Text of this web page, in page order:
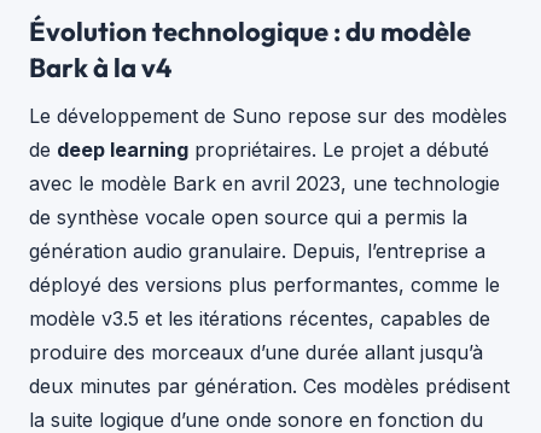
Évolution technologique : du modèle
Bark à la v4
Le développement de Suno repose sur des modèles
de deep learning propriétaires. Le projet a débuté
avec le modèle Bark en avril 2023, une technologie
de synthèse vocale open source qui a permis la
génération audio granulaire. Depuis, l’entreprise a
déployé des versions plus performantes, comme le
modèle v3.5 et les itérations récentes, capables de
produire des morceaux d’une durée allant jusqu’à
deux minutes par génération. Ces modèles prédisent
la suite logique d’une onde sonore en fonction du